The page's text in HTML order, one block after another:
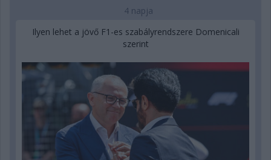
4 napja
Ilyen lehet a jövő F1-es szabályrendszere Domenicali
szerint